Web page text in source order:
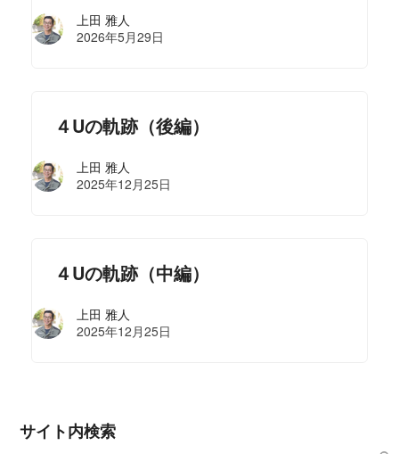
上田 雅人
2026年5月29日
４Uの軌跡（後編）
上田 雅人
2025年12月25日
４Uの軌跡（中編）
上田 雅人
2025年12月25日
サイト内検索